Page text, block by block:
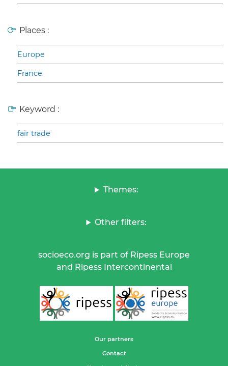
Places :
Europe
France
Keyword :
fair trade
Themes:
Other filters:
socioeco.org is part of Ripess Europe
and Ripess Intercontinental
Our partners
Contact